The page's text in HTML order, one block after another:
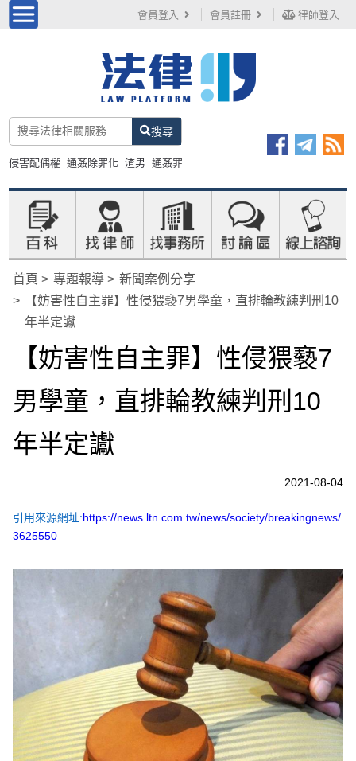
會員登入 會員註冊 律師登入
搜尋
侵害配偶權 通姦除罪化 渣男 通姦罪
首頁 專題報導
新聞案例分享
【妨害性自主罪】性侵猥褻7男學童，直排輪教練判刑10
年半定讞
【妨害性自主罪】性侵猥褻7
男學童，直排輪教練判刑10
年半定讞
2021-08-04
引用來源網址:https://news.ltn.com.tw/news/society/breakingnews/
3625550